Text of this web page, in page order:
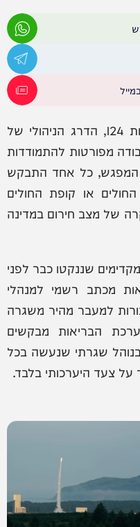
לפי הדיווח היום (חמישי) בחדשות I24, הדרג הניהולי של
מפורטות להתמודדות
המפגש, כל אחד התבקש
או קופת החולים
של מצב חירום במדינה
שננקטו כבר לפני
מכתב רשמי למנהלי
למעבר מהיר משגרה
הבריאות מבקשים
בנוהל שגרתי שנעשה בכל
על צעד היערכותי בלבד.